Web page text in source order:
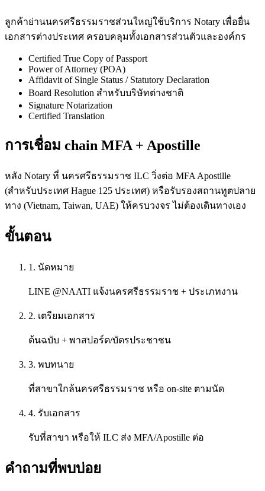
ลูกค้าย่านนครศรีธรรมราชส่วนใหญ่ใช้บริการ Notary เพื่อยื่น
เอกสารต่างประเทศ ครอบคลุมทั้งเอกสารส่วนตัวและองค์กร
Certified True Copy of Passport
Power of Attorney (POA)
Affidavit of Single Status / Statutory Declaration
Board Resolution สำหรับบริษัทต่างชาติ
Signature Notarization
Certified Translation
การเชื่อม chain MFA + Apostille
หลัง Notary ที่ นครศรีธรรมราช ILC วิ่งต่อ MFA Apostille
(สำหรับประเทศ Hague 125 ประเทศ) หรือรับรองสถานทูตปลาย
ทาง (Vietnam, Taiwan, UAE) ให้ครบวงจร ไม่ต้องเดินทางเอง
ขั้นตอน
1. นัดหมาย
LINE @NAATI แจ้งนครศรีธรรมราช + ประเภทงาน
2. เตรียมเอกสาร
ต้นฉบับ + พาสปอร์ต/บัตรประชาชน
3. พบทนาย
ที่สาขาใกล้นครศรีธรรมราช หรือ on-site ตามนัด
4. รับเอกสาร
รับที่สาขา หรือให้ ILC ส่ง MFA/Apostille ต่อ
คำถามที่พบบ่อย